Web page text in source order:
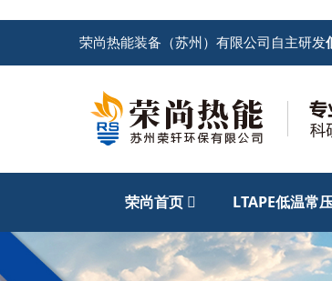
荣尚热能装备（苏州）有限公司自主研发
荣尚首页 LTAPE低温常